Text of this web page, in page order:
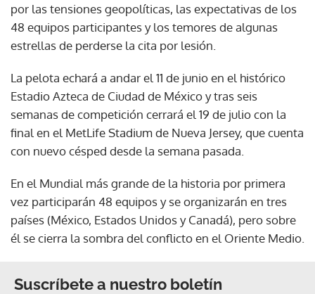
por las tensiones geopolíticas, las expectativas de los
48 equipos participantes y los temores de algunas
estrellas de perderse la cita por lesión.
La pelota echará a andar el 11 de junio en el histórico
Estadio Azteca de Ciudad de México y tras seis
semanas de competición cerrará el 19 de julio con la
final en el MetLife Stadium de Nueva Jersey, que cuenta
con nuevo césped desde la semana pasada.
En el Mundial más grande de la historia por primera
vez participarán 48 equipos y se organizarán en tres
países (México, Estados Unidos y Canadá), pero sobre
él se cierra la sombra del conflicto en el Oriente Medio.
Suscríbete a nuestro boletín